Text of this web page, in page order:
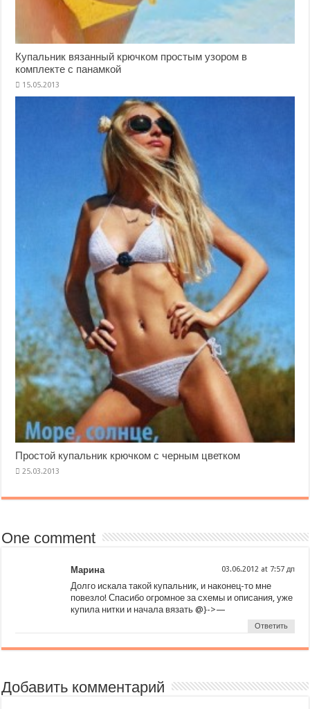
Купальник вязанный крючком простым узором в
комплекте с панамкой
Простой купальник крючком с черным цветком
One comment
Марина at
Долго искала такой купальник, и наконец-то мне
повезло! Спасибо огромное за схемы и описания, уже
купила нитки и начала вязать @}->—
Ответить
Добавить комментарий